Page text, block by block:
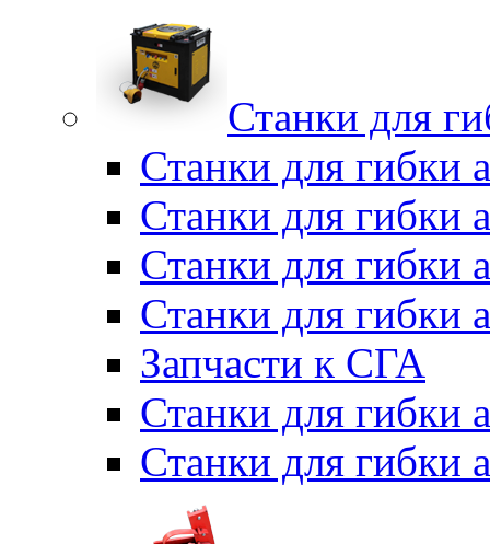
Станки для
Станки для гибки
Станки для гибки
Станки для гибки
Станки для гибки
Запчасти к СГА
Станки для гибки
Станки для гибки